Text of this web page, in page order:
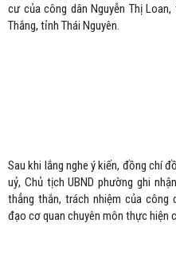
cư của công dân Nguyễn Thị
Thắng, tỉnh Thái Nguyên.
Sau khi lắng nghe ý kiến, đồng chí
uỷ, Chủ tịch UBND phường ghi
thẳng thắn, trách nhiệm của công
đạo cơ quan chuyên môn thực hiện